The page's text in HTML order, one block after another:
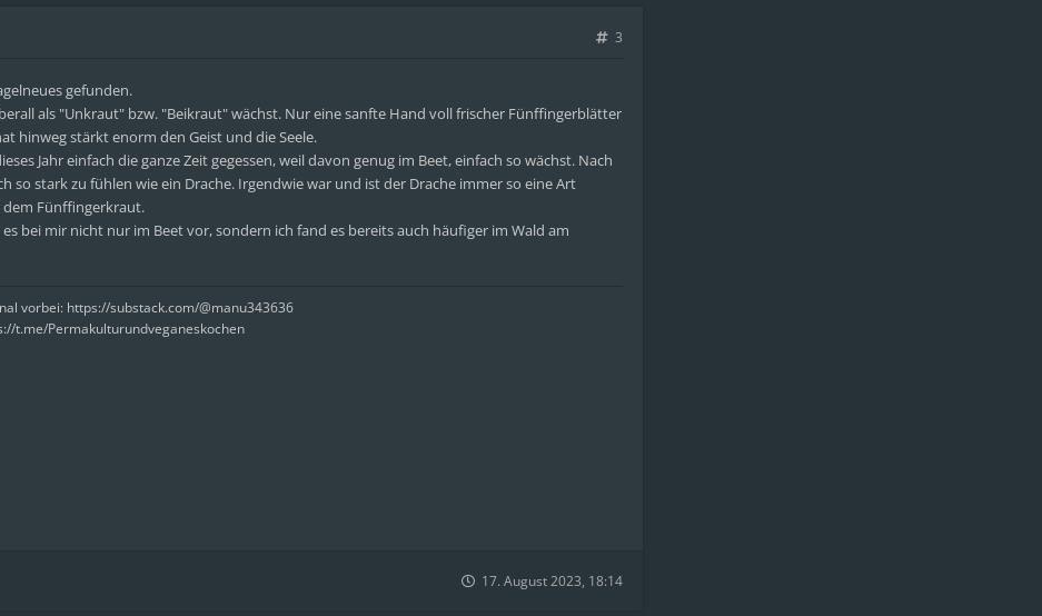
3
gefunden.
als "Unkraut" bzw. "Beikraut" wächst. Nur eine sanfte Hand voll frischer Fünffingerblätter
hinweg stärkt enorm den Geist und die Seele.
Jahr einfach die ganze Zeit gegessen, weil davon genug im Beet, einfach so wächst. Nach
so stark zu fühlen wie ein Drache. Irgendwie war und ist der Drache immer so eine Art
dem Fünffingerkraut.
bei mir nicht nur im Beet vor, sondern ich fand es bereits auch häufiger im Wald am
vorbei: https://substack.com/@manu343636
t.me/Permakulturundveganeskochen
17. August 2023, 18:14